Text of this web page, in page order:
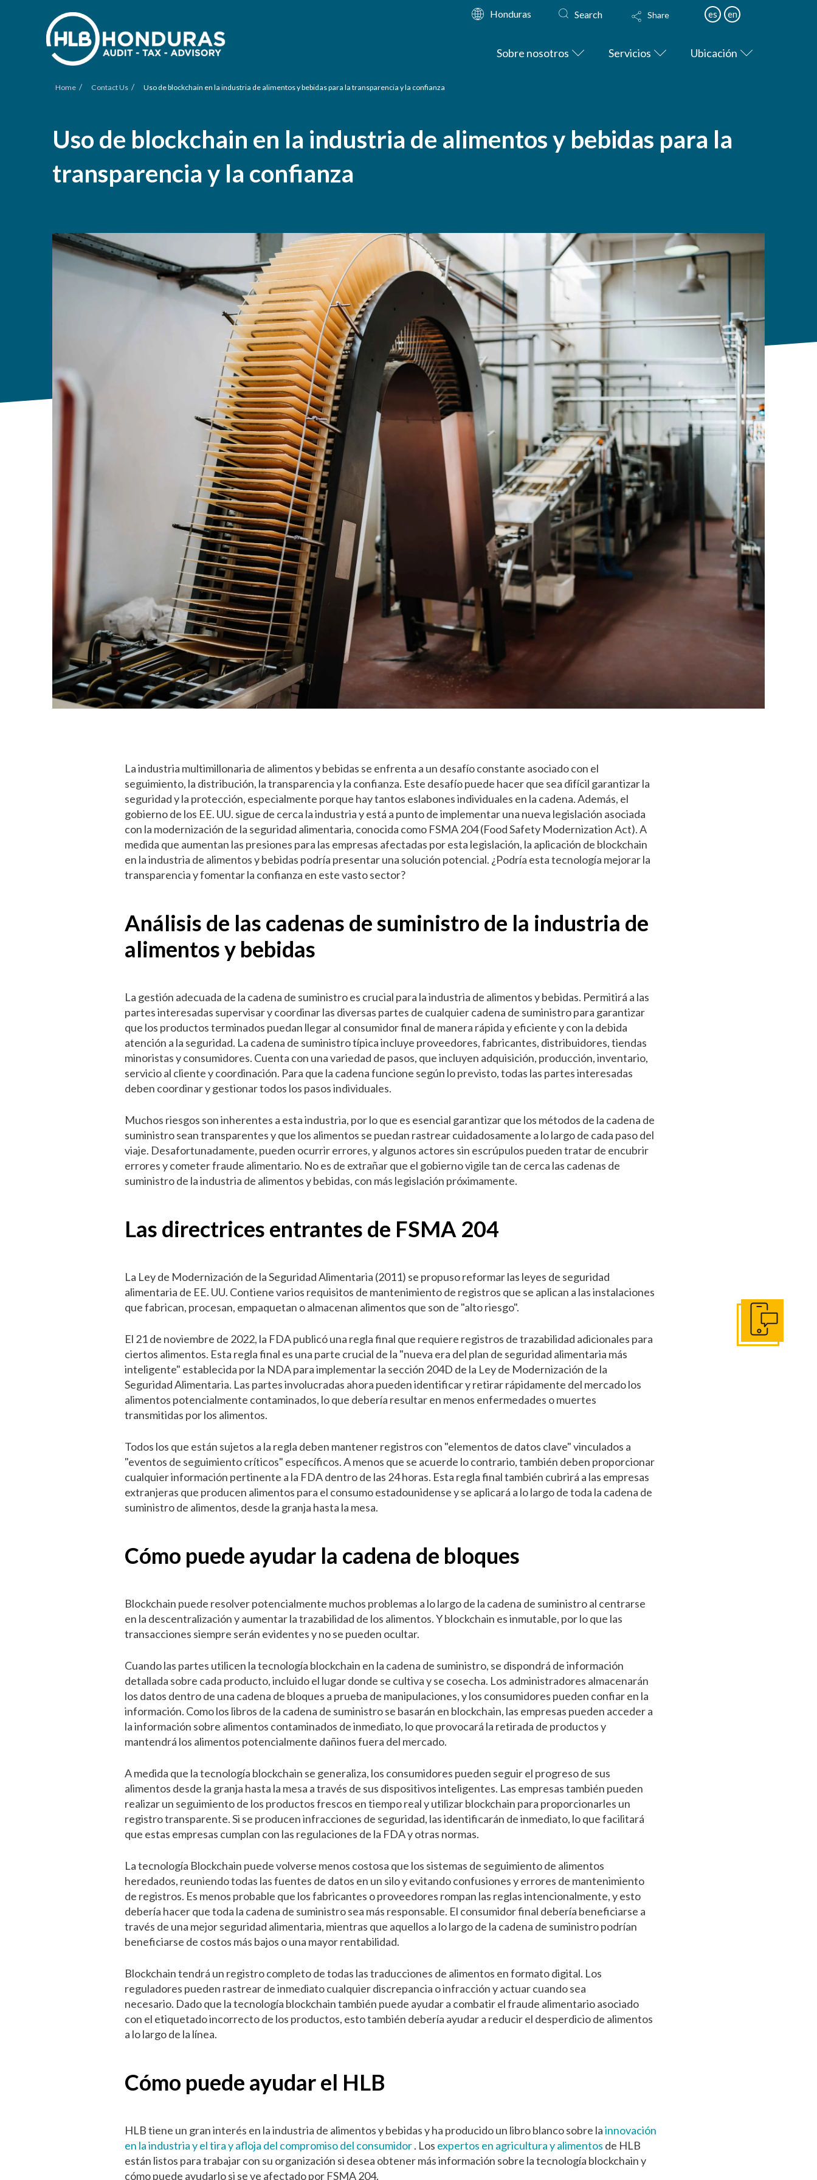
Honduras Search Share es en
Sobre nosotros Servicios Ubicación
Home / Contact Us / Uso de blockchain en la industria de alimentos y bebidas para la transparencia y la confianza
Uso de blockchain en la industria de alimentos y bebidas para la
transparencia y la confianza
La industria multimillonaria de alimentos y bebidas se enfrenta a un desafío constante asociado con el
seguimiento, la distribución, la transparencia y la confianza. Este desafío puede hacer que sea difícil garantizar la
seguridad y la protección, especialmente porque hay tantos eslabones individuales en la cadena. Además, el
gobierno de los EE. UU. sigue de cerca la industria y está a punto de implementar una nueva legislación asociada
con la modernización de la seguridad alimentaria, conocida como FSMA 204 (Food Safety Modernization Act). A
medida que aumentan las presiones para las empresas afectadas por esta legislación, la aplicación de blockchain
en la industria de alimentos y bebidas podría presentar una solución potencial. ¿Podría esta tecnología mejorar la
transparencia y fomentar la confianza en este vasto sector?
Análisis de las cadenas de suministro de la industria de
alimentos y bebidas
La gestión adecuada de la cadena de suministro es crucial para la industria de alimentos y bebidas. Permitirá a las
partes interesadas supervisar y coordinar las diversas partes de cualquier cadena de suministro para garantizar
que los productos terminados puedan llegar al consumidor final de manera rápida y eficiente y con la debida
atención a la seguridad. La cadena de suministro típica incluye proveedores, fabricantes, distribuidores, tiendas
minoristas y consumidores. Cuenta con una variedad de pasos, que incluyen adquisición, producción, inventario,
servicio al cliente y coordinación. Para que la cadena funcione según lo previsto, todas las partes interesadas
deben coordinar y gestionar todos los pasos individuales.
Muchos riesgos son inherentes a esta industria, por lo que es esencial garantizar que los métodos de la cadena de
suministro sean transparentes y que los alimentos se puedan rastrear cuidadosamente a lo largo de cada paso del
viaje. Desafortunadamente, pueden ocurrir errores, y algunos actores sin escrúpulos pueden tratar de encubrir
errores y cometer fraude alimentario. No es de extrañar que el gobierno vigile tan de cerca las cadenas de
suministro de la industria de alimentos y bebidas, con más legislación próximamente.
Las directrices entrantes de FSMA 204
La Ley de Modernización de la Seguridad Alimentaria (2011) se propuso reformar las leyes de seguridad
alimentaria de EE. UU. Contiene varios requisitos de mantenimiento de registros que se aplican a las instalaciones
que fabrican, procesan, empaquetan o almacenan alimentos que son de "alto riesgo".
El 21 de noviembre de 2022, la FDA publicó una regla final que requiere registros de trazabilidad adicionales para
ciertos alimentos. Esta regla final es una parte crucial de la "nueva era del plan de seguridad alimentaria más
inteligente" establecida por la NDA para implementar la sección 204D de la Ley de Modernización de la
Seguridad Alimentaria. Las partes involucradas ahora pueden identificar y retirar rápidamente del mercado los
alimentos potencialmente contaminados, lo que debería resultar en menos enfermedades o muertes
transmitidas por los alimentos.
Todos los que están sujetos a la regla deben mantener registros con "elementos de datos clave" vinculados a
"eventos de seguimiento críticos" específicos. A menos que se acuerde lo contrario, también deben proporcionar
cualquier información pertinente a la FDA dentro de las 24 horas. Esta regla final también cubrirá a las empresas
extranjeras que producen alimentos para el consumo estadounidense y se aplicará a lo largo de toda la cadena de
suministro de alimentos, desde la granja hasta la mesa.
Cómo puede ayudar la cadena de bloques
Blockchain puede resolver potencialmente muchos problemas a lo largo de la cadena de suministro al centrarse
en la descentralización y aumentar la trazabilidad de los alimentos. Y blockchain es inmutable, por lo que las
transacciones siempre serán evidentes y no se pueden ocultar.
Cuando las partes utilicen la tecnología blockchain en la cadena de suministro, se dispondrá de información
detallada sobre cada producto, incluido el lugar donde se cultiva y se cosecha. Los administradores almacenarán
los datos dentro de una cadena de bloques a prueba de manipulaciones, y los consumidores pueden confiar en la
información. Como los libros de la cadena de suministro se basarán en blockchain, las empresas pueden acceder a
la información sobre alimentos contaminados de inmediato, lo que provocará la retirada de productos y
mantendrá los alimentos potencialmente dañinos fuera del mercado.
A medida que la tecnología blockchain se generaliza, los consumidores pueden seguir el progreso de sus
alimentos desde la granja hasta la mesa a través de sus dispositivos inteligentes. Las empresas también pueden
realizar un seguimiento de los productos frescos en tiempo real y utilizar blockchain para proporcionarles un
registro transparente. Si se producen infracciones de seguridad, las identificarán de inmediato, lo que facilitará
que estas empresas cumplan con las regulaciones de la FDA y otras normas.
La tecnología Blockchain puede volverse menos costosa que los sistemas de seguimiento de alimentos
heredados, reuniendo todas las fuentes de datos en un silo y evitando confusiones y errores de mantenimiento
de registros. Es menos probable que los fabricantes o proveedores rompan las reglas intencionalmente, y esto
debería hacer que toda la cadena de suministro sea más responsable. El consumidor final debería beneficiarse a
través de una mejor seguridad alimentaria, mientras que aquellos a lo largo de la cadena de suministro podrían
beneficiarse de costos más bajos o una mayor rentabilidad.
Blockchain tendrá un registro completo de todas las traducciones de alimentos en formato digital. Los
reguladores pueden rastrear de inmediato cualquier discrepancia o infracción y actuar cuando sea
necesario. Dado que la tecnología blockchain también puede ayudar a combatir el fraude alimentario asociado
con el etiquetado incorrecto de los productos, esto también debería ayudar a reducir el desperdicio de alimentos
a lo largo de la línea.
Cómo puede ayudar el HLB
HLB tiene un gran interés en la industria de alimentos y bebidas y ha producido un libro blanco sobre lainnovación
en la industria y el tira y afloja del compromiso del consumidor. Los expertos en agricultura y alimentos de HLB
están listos para trabajar con su organización si desea obtener más información sobre la tecnología blockchain y
cómo puede ayudarlo si se ve afectado por FSMA 204.
Póngase en